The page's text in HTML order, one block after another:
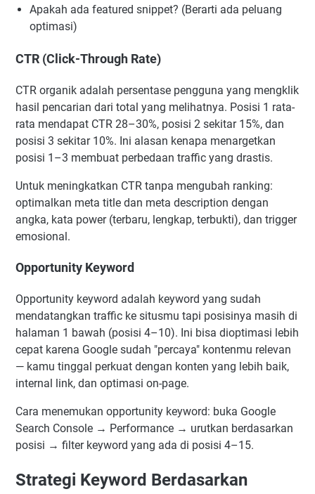
Apakah ada featured snippet? (Berarti ada peluang
optimasi)
CTR (Click-Through Rate)
CTR organik adalah persentase pengguna yang mengklik
hasil pencarian dari total yang melihatnya. Posisi 1 rata-
rata mendapat CTR 28–30%, posisi 2 sekitar 15%, dan
posisi 3 sekitar 10%. Ini alasan kenapa menargetkan
posisi 1–3 membuat perbedaan traffic yang drastis.
Untuk meningkatkan CTR tanpa mengubah ranking:
optimalkan meta title dan meta description dengan
angka, kata power (terbaru, lengkap, terbukti), dan trigger
emosional.
Opportunity Keyword
Opportunity keyword adalah keyword yang sudah
mendatangkan traffic ke situsmu tapi posisinya masih di
halaman 1 bawah (posisi 4–10). Ini bisa dioptimasi lebih
cepat karena Google sudah "percaya" kontenmu relevan
— kamu tinggal perkuat dengan konten yang lebih baik,
internal link, dan optimasi on-page.
Cara menemukan opportunity keyword: buka Google
Search Console → Performance → urutkan berdasarkan
posisi → filter keyword yang ada di posisi 4–15.
Strategi Keyword Berdasarkan